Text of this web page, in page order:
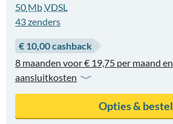
50 MbVDSL
43zenders
€ 10,00 cashback
8 maanden voor € 19,75 per maand
aansluitkosten
Opties & bestel